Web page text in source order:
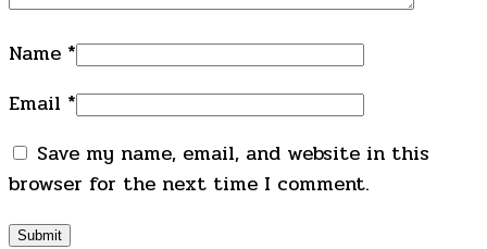
Name *
Email *
Save my name, email, and website in this
browser for the next time I comment.